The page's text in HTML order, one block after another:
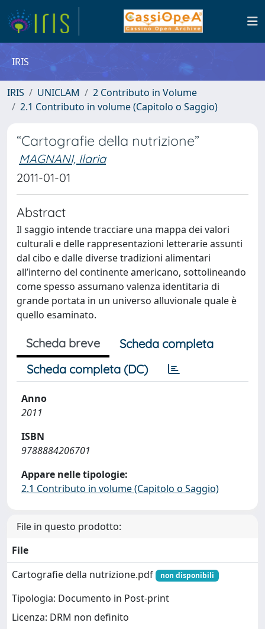
IRIS
IRIS UNICLAM
2 Contributo in Volume
2.1 Contributo in volume (Capitolo o Saggio)
“Cartografie della nutrizione”
MAGNANI, Ilaria
2011-01-01
Abstract
Il saggio intende tracciare una mappa dei valori
culturali e delle rappresentazioni letterarie assunti
dal cibo e dalle diverse tradizioni alimentari
all’interno del continente americano, sottolineando
come spesso assumano valenza identitaria di
grande portata in un universo alluvionale quale è
quello esaminato.
Scheda breve
Scheda completa
Scheda completa (DC)
Anno
2011
ISBN
9788884206701
Appare nelle tipologie:
2.1 Contributo in volume (Capitolo o Saggio)
File in questo prodotto:
File
Cartografie della nutrizione.pdf
non disponibili
Tipologia: Documento in Post-print
Licenza: DRM non definito